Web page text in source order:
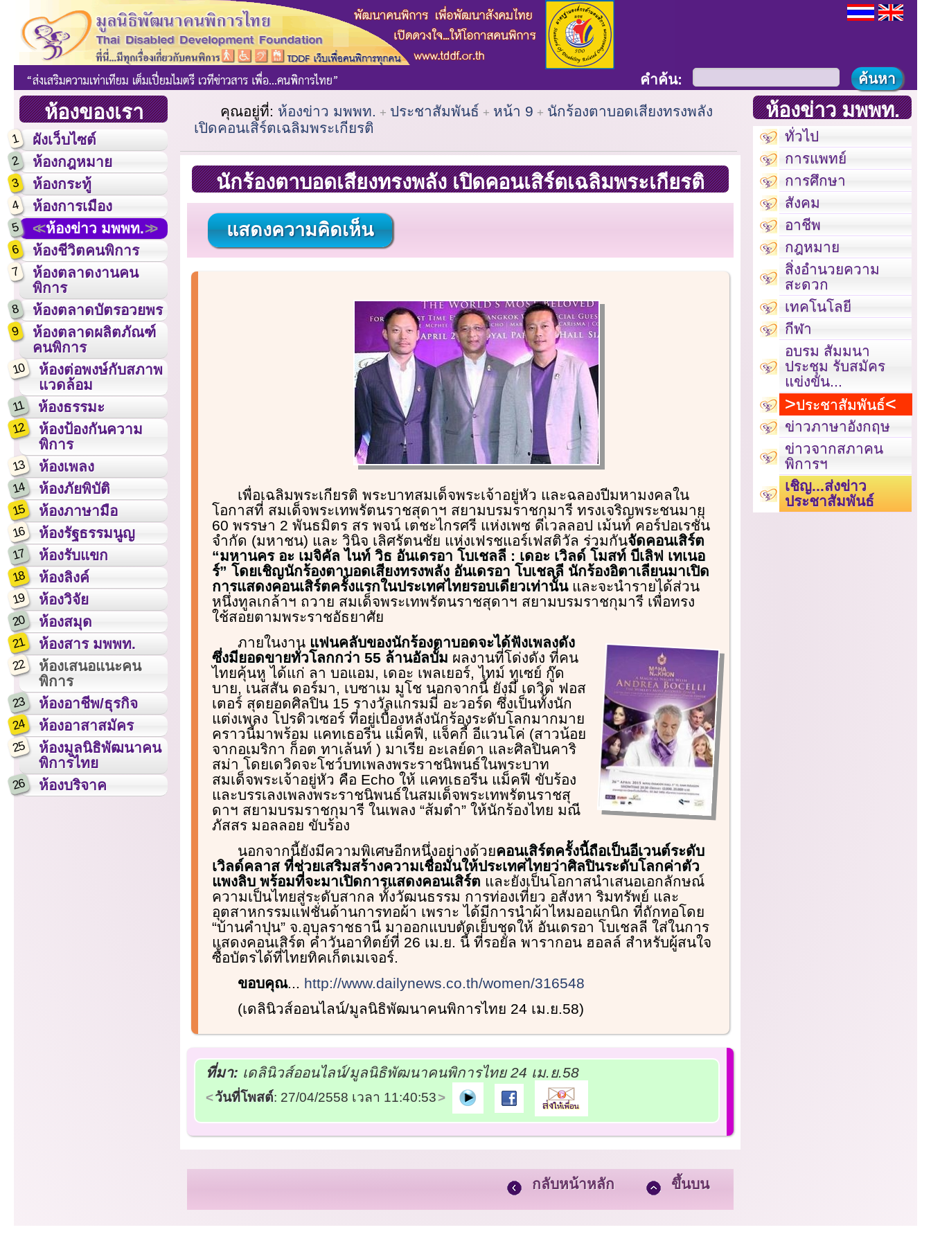
ห้องของเรา
1 ผังเว็บไซต์
2 ห้องกฎหมาย
3 ห้องกระทู้
4 ห้องการเมือง
5 ห้องข่าว มพพท.
6 ห้องชีวิตคนพิการ
7
ห้องตลาดงานคน
พิการ
8 ห้องตลาดบัตรอวยพร
9
ห้องตลาดผลิตภัณฑ์
คนพิการ
10
ห้องต่อพงษ์กับสภาพ
แวดล้อม
11 ห้องธรรมะ
12
ห้องป้องกันความ
พิการ
13 ห้องเพลง
14 ห้องภัยพิบัติ
15 ห้องภาษามือ
16 ห้องรัฐธรรมนูญ
17 ห้องรับแขก
18 ห้องลิงค์
19 ห้องวิจัย
20 ห้องสมุด
21 ห้องสาร มพพท.
22
ห้องเสนอแนะคน
พิการ
23 ห้องอาชีพ/ธุรกิจ
24 ห้องอาสาสมัคร
25
ห้องมูลนิธิพัฒนาคน
พิการไทย
26 ห้องบริจาค
คำค้น:
คุณอยู่ที่: ห้องข่าว มพพท. ประชาสัมพันธ์ หน้า 9
นักร้องตาบอดเสียงทรงพลัง
เปิดคอนเสิร์ตเฉลิมพระเกียรติ
นักร้องตาบอดเสียงทรงพลัง เปิดคอนเสิร์ตเฉลิมพระเกียรติ
แสดงความคิดเห็น
เพื่อเฉลิมพระเกียรติ พระบาทสมเด็จพระเจ้าอยู่หัว และฉลองปีมหามงคลใน
โอกาสที่ สมเด็จพระเทพรัตนราชสุดาฯ สยามบรมราชกุมารี ทรงเจริญพระชนมายุ
60 พรรษา 2 พันธมิตร สร พจน์ เตชะไกรศรี แห่งเพซ ดีเวลลอป เม้นท์ คอร์ปอเรชั่น
จำกัด (มหาชน) และ วินิจ เลิศรัตนชัย แห่งเฟรชแอร์เฟสติวัล ร่วมกันจัดคอนเสิร์ต
“มหานคร อะ เมจิคัล ไนท์ วิธ อันเดรอา โบเชลลี : เดอะ เวิลด์ โมสท์ บีเลิฟ เทเนอ
ร์” โดยเชิญนักร้องตาบอดเสียงทรงพลัง อันเดรอา โบเชลลี นักร้องอิตาเลียนมาเปิด
การแสดงคอนเสิร์ตครั้งแรกในประเทศไทยรอบเดียวเท่านั้นและจะนํารายได้ส่วน
หนึ่งทูลเกล้าฯ ถวาย สมเด็จพระเทพรัตนราชสุดาฯ สยามบรมราชกุมารี เพื่อทรง
ใช้สอยตามพระราชอัธยาศัย
ภายในงาน แฟนคลับของนักร้องตาบอดจะได้ฟังเพลงดัง
ซึ่งมียอดขายทั่วโลกกว่า 55 ล้านอัลบั้ม ผลงานที่โด่งดัง ที่คน
ไทยคุ้นหู ได้แก่ ลา บอแอม, เดอะ เพลเยอร์, ไทม์ ทูเซย์ กู๊ด
บาย, เนสสัน ดอร์มา, เบซาเม มูโช นอกจากนี้ ยังมี เดวิด ฟอส
เตอร์ สุดยอดศิลปิน 15 รางวัลแกรมมี่ อะวอร์ด ซึ่งเป็นทั้งนัก
แต่งเพลง โปรดิวเซอร์ ที่อยู่เบื้องหลังนักร้องระดับโลกมากมาย
คราวนี้มาพร้อม แคทเธอรีน แม็คฟี, แจ็คกี้ อีแวนโค่ (สาวน้อย
จากอเมริกา ก็อต ทาเล้นท์ ) มาเรีย อะเลย์ดา และศิลปินคาริ
สม่า โดยเดวิดจะโชว์บทเพลงพระราชนิพนธ์ในพระบาท
สมเด็จพระเจ้าอยู่หัว คือ Echo ให้ แคทเธอรีน แม็คฟี ขับร้อง
และบรรเลงเพลงพระราชนิพนธ์ในสมเด็จพระเทพรัตนราชสุ
ดาฯ สยามบรมราชกุมารี ในเพลง “ส้มตํา” ให้นักร้องไทย มณี
ภัสสร มอลลอย ขับร้อง
นอกจากนี้ยังมีความพิเศษอีกหนึ่งอย่างด้วยคอนเสิร์ตครั้งนี้ถือเป็นอีเวนต์ระดับ
เวิลด์คลาส ที่ช่วยเสริมสร้างความเชื่อมั่นให้ประเทศไทยว่าศิลปินระดับโลกค่าตัว
แพงลิบ พร้อมที่จะมาเปิดการแสดงคอนเสิร์ตและยังเป็นโอกาสนําเสนอเอกลักษณ์
ความเป็นไทยสู่ระดับสากล ทั้งวัฒนธรรม การท่องเที่ยว อสังหา ริมทรัพย์ และ
อุตสาหกรรมแฟชั่นด้านการทอผ้า เพราะ ได้มีการนําผ้าไหมออแกนิก ที่ถักทอโดย
“บ้านคําปุน” จ.อุบลราชธานี มาออกแบบตัดเย็บชุดให้ อันเดรอา โบเชลลี ใส่ในการ
แสดงคอนเสิร์ต ค่ำวันอาทิตย์ที่ 26 เม.ย. นี้ ที่รอยัล พารากอน ฮอลล์ สำหรับผู้สนใจ
ซื้อบัตรได้ที่ไทยทิคเก็ตเมเจอร์.
ขอบคุณ... http://www.dailynews.co.th/women/316548
(เดลินิวส์ออนไลน์/มูลนิธิพัฒนาคนพิการไทย 24 เม.ย.58)
ที่มา: เดลินิวส์ออนไลน์/มูลนิธิพัฒนาคนพิการไทย 24 เม.ย.58
วันที่โพสต์: 27/04/2558 เวลา 11:40:53
กลับหน้าหลัก ขึ้นบน
ห้องข่าว มพพท.
ทั่วไป
การแพทย์
การศึกษา
สังคม
อาชีพ
กฎหมาย
สิ่งอำนวยความ
สะดวก
เทคโนโลยี
กีฬา
อบรม สัมมนา
ประชุม รับสมัคร
แข่งขัน...
ประชาสัมพันธ์
ข่าวภาษาอังกฤษ
ข่าวจากสภาคน
พิการฯ
เชิญ...ส่งข่าว
ประชาสัมพันธ์